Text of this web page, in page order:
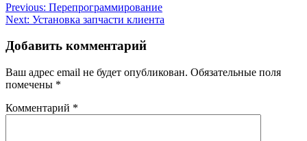
Previous: Перепрограммирование
Next: Установка запчасти клиента
Добавить комментарий
Ваш адрес email не будет опубликован. Обязательные поля
помечены *
Комментарий *